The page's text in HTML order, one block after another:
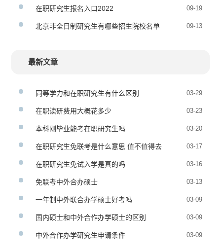
在职研究生报名入口2022 09-19
北京非全日制研究生有哪些招生院校名单 09-13
最新文章
同等学力和在职研究生有什么区别 03-29
在职读研费用大概花多少 03-23
本科刚毕业能考在职研究生吗 03-20
在职研究生免联考是什么意思 值不值得去 03-17
在职研究生免试入学是真的吗 03-16
免联考中外合办硕士 03-13
一年制中外联合办学硕士好考吗 03-09
国内硕士和中外合作办学硕士的区别 03-09
中外合作办学研究生申请条件 03-09